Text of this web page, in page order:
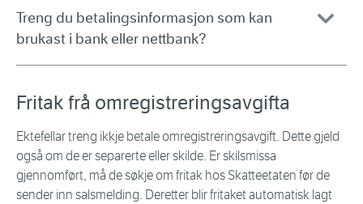
Treng du betalingsinformasjon som kan
brukast i bank eller nettbank?
Fritak frå omregistreringsavgifta
Ektefellar treng ikkje betale omregistreringsavgift. Dette gjeld
også om de er separerte eller skilde. Er skilsmissa
gjennomført, må de søkje om fritak hos Skatteetaten før de
sender inn salsmelding. Deretter blir fritaket automatisk lagt